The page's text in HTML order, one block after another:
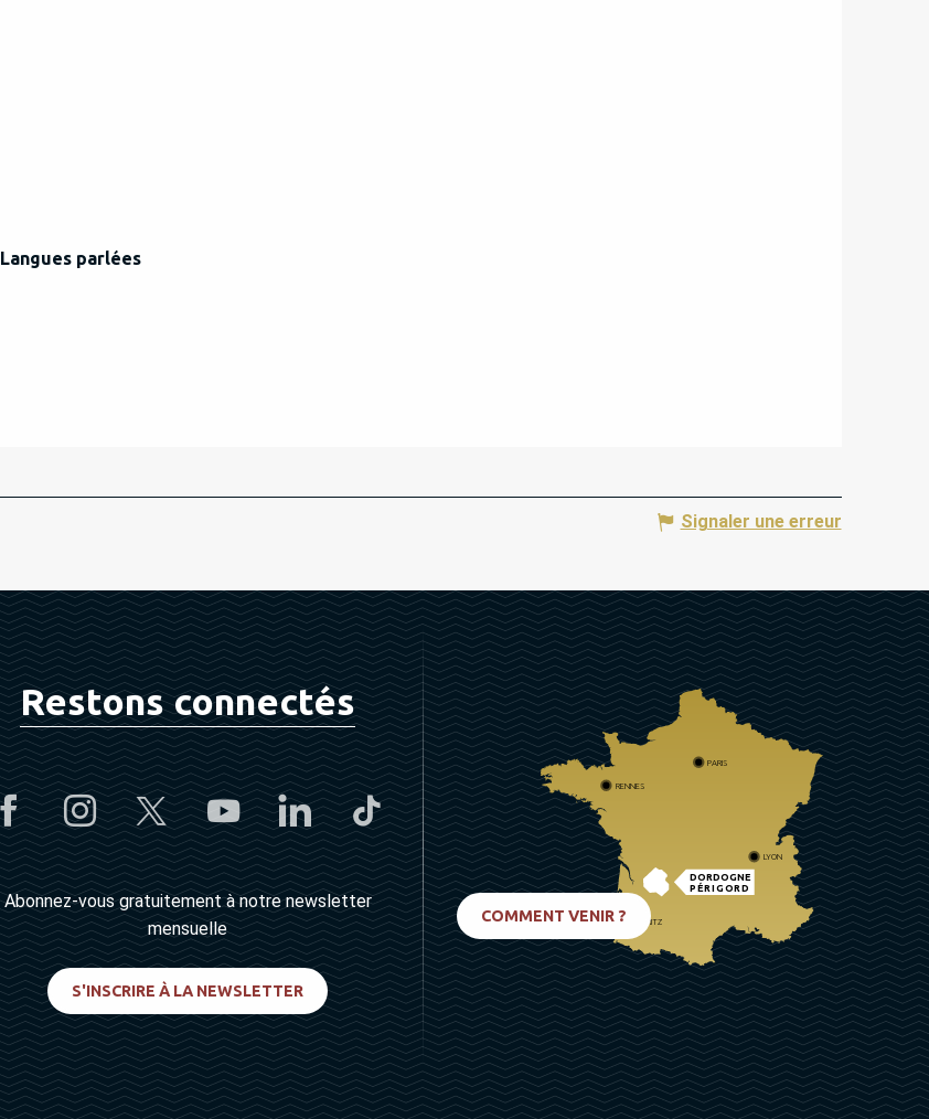
Langues parlées
Langues parlées
Signaler une erreur
Restons connectés
Abonnez-vous gratuitement à notre newsletter
mensuelle
S'INSCRIRE À LA NEWSLETTER
DORDOGNE
PÉRIGORD
PARIS
RENNES
LYON
BIARRITZ
COMMENT VENIR ?